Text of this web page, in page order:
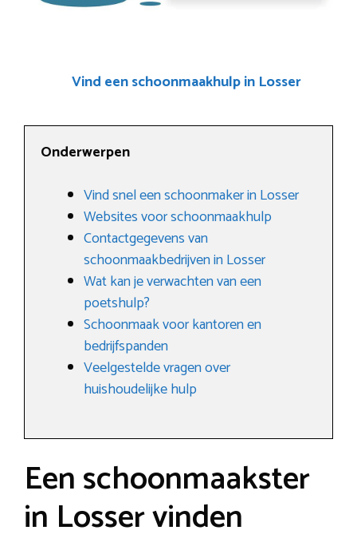
Vind een schoonmaakhulp in Losser
Onderwerpen
Vind snel een schoonmaker in Losser
Websites voor schoonmaakhulp
Contactgegevens van
schoonmaakbedrijven in Losser
Wat kan je verwachten van een
poetshulp?
Schoonmaak voor kantoren en
bedrijfspanden
Veelgestelde vragen over
huishoudelijke hulp
Een schoonmaakster
in Losser vinden